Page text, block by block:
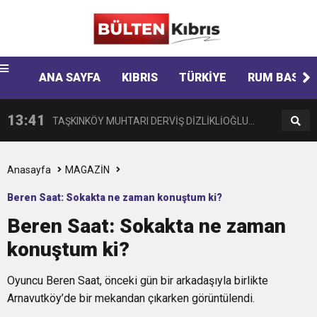
ANA SAYFA KIBRIS TÜRKİYE RUM BASINI
fenalaşarak hastaneye kaldırıldı
14 YAŞINDAKİ ÇOCUĞA YÖNELİK HAMİTKÖY
BARAJINDA TEC*V*Z İDDİASI
12:48 BAŞKAN BENGİHAN HASTANEYE KALDIRILDI!
13:41 TAŞKINKÖY MUHTARI DERVİŞ DİZLİKLİOĞLU
KALP KRİZİ GEÇİRDİ
12:58 HASİPOĞLU: YASA GÜCÜ KARARNAME İLE
KALMAYACAK MECLİSTEN GEÇECEK
12:48 “ORTAK TAVRIMIZI SAAT 15.30’DA
AÇIKLAYACAĞIZ”
12:35 “GÜVENİ DARMADAĞIN EDEN BİR
KARARNAME”
9:30
Anasayfa MAGAZİN
Beren Saat: Sokakta ne zaman konuştum ki?
Beren Saat: Sokakta ne zaman
konuştum ki?
Oyuncu Beren Saat, önceki gün bir arkadaşıyla birlikte
Arnavutköy’de bir mekandan çıkarken görüntülendi.